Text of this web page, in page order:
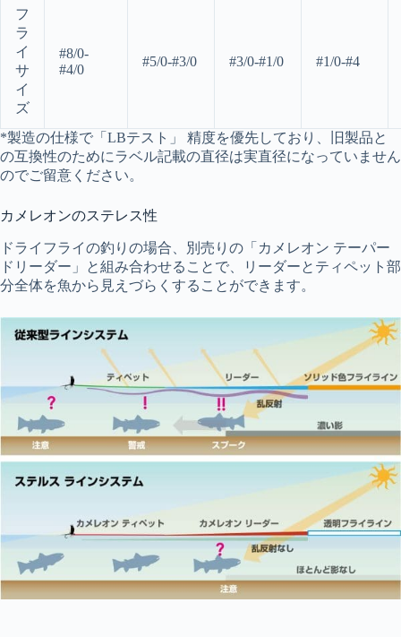
フ
ラ
イ
サ
イ
ズ
#8/0-
#4/0
#5/0-#3/0 #3/0-#1/0 #1/0-#4
*製造の仕様で「LBテスト」 精度を優先しており、旧製品と
の互換性のためにラベル記載の直径は実直径になっていません
のでご留意ください。
カメレオンのステレス性
ドライフライの釣りの場合、別売りの「カメレオン テーパー
ドリーダー」と組み合わせることで、リーダーとティペット部
分全体を魚から見えづらくすることができます。